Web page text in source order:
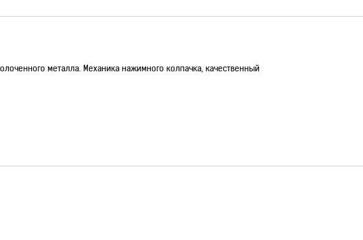
металла. Механика нажимного колпачка, качественный